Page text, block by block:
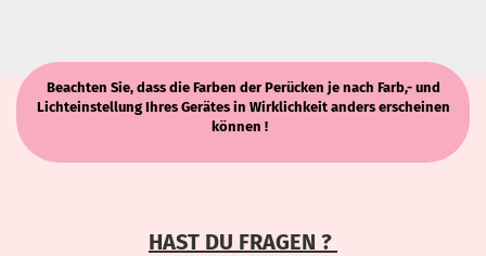
Beachten Sie, dass die Farben der Perücken je nach Farb,- und
Lichteinstellung Ihres Gerätes in Wirklichkeit anders erscheinen
können !
HAST DU FRAGEN ?